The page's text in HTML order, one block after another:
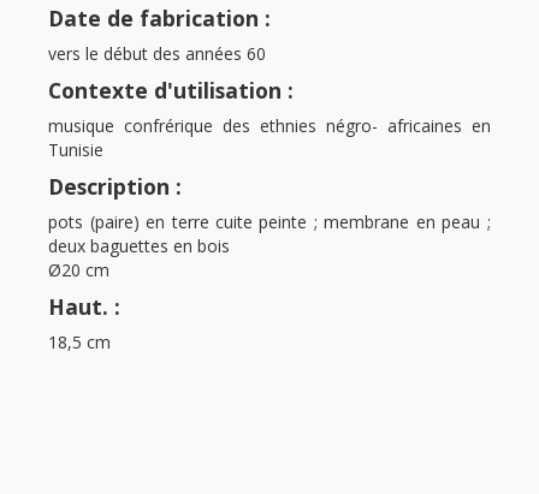
Date de fabrication :
vers le début des années 60
Contexte d'utilisation :
musique confrérique des ethnies négro- africaines en
Tunisie
Description :
pots (paire) en terre cuite peinte ; membrane en peau ;
deux baguettes en bois
Ø20 cm
Haut. :
18,5 cm